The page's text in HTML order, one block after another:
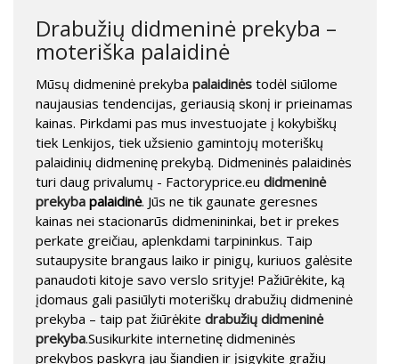
Drabužių didmeninė prekyba –
moteriška palaidinė
Mūsų didmeninė prekyba palaidinės todėl siūlome
naujausias tendencijas, geriausią skonį ir prieinamas
kainas. Pirkdami pas mus investuojate į kokybiškų
tiek Lenkijos, tiek užsienio gamintojų moteriškų
palaidinių didmeninę prekybą. Didmeninės palaidinės
turi daug privalumų - Factoryprice.eu didmeninė
prekyba palaidinė. Jūs ne tik gaunate geresnes
kainas nei stacionarūs didmenininkai, bet ir prekes
perkate greičiau, aplenkdami tarpininkus. Taip
sutaupysite brangaus laiko ir pinigų, kuriuos galėsite
panaudoti kitoje savo verslo srityje! Pažiūrėkite, ką
įdomaus gali pasiūlyti moteriškų drabužių didmeninė
prekyba – taip pat žiūrėkite drabužių didmeninė
prekyba.Susikurkite internetinę didmeninės
prekybos paskyrą jau šiandien ir įsigykite gražių